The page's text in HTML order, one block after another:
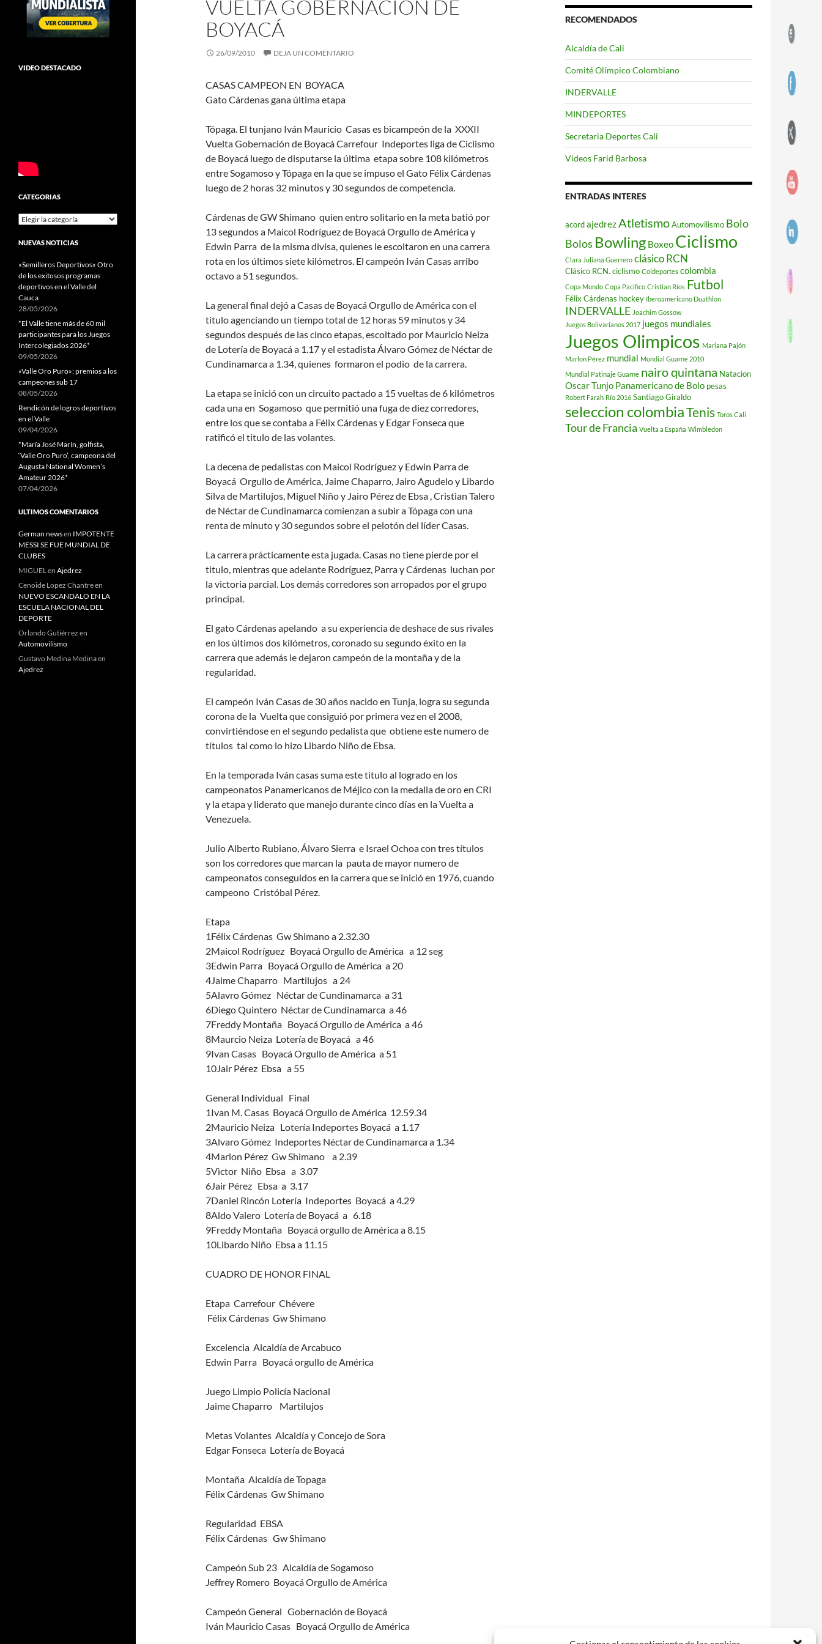
VUELTA GOBERNACIÓN DE
BOYACÁ
26/09/2010 DEJA UN COMENTARIO
CASAS CAMPEON EN BOYACA
Gato Cárdenas gana última etapa
Tópaga. El tunjano Iván Mauricio Casas es bicampeón de la XXXII
Vuelta Gobernación de Boyacá Carrefour Indeportes liga de Ciclismo
de Boyacá luego de disputarse la última etapa sobre 108 kilómetros
entre Sogamoso y Tópaga en la que se impuso el Gato Félix Cárdenas
luego de 2 horas 32 minutos y 30 segundos de competencia.
Cárdenas de GW Shimano quien entro solitario en la meta batió por
13 segundos a Maicol Rodríguez de Boyacá Orgullo de América y
Edwin Parra de la misma divisa, quienes le escoltaron en una carrera
rota en los últimos siete kilómetros. El campeón Iván Casas arribo
octavo a 51 segundos.
La general final dejó a Casas de Boyacá Orgullo de América con el
titulo agenciando un tiempo total de 12 horas 59 minutos y 34
segundos después de las cinco etapas, escoltado por Mauricio Neiza
de Lotería de Boyacá a 1.17 y el estadista Álvaro Gómez de Néctar de
Cundinamarca a 1.34, quienes formaron el podio de la carrera.
La etapa se inició con un circuito pactado a 15 vueltas de 6 kilómetros
cada una en Sogamoso que permitió una fuga de diez corredores,
entre los que se contaba a Félix Cárdenas y Edgar Fonseca que
ratificó el titulo de las volantes.
La decena de pedalistas con Maicol Rodríguez y Edwin Parra de
Boyacá Orgullo de América, Jaime Chaparro, Jairo Agudelo y Libardo
Silva de Martilujos, Miguel Niño y Jairo Pérez de Ebsa , Cristian Talero
de Néctar de Cundinamarca comienzan a subir a Tópaga con una
renta de minuto y 30 segundos sobre el pelotón del líder Casas.
La carrera prácticamente esta jugada. Casas no tiene pierde por el
titulo, mientras que adelante Rodríguez, Parra y Cárdenas luchan por
la victoria parcial. Los demás corredores son arropados por el grupo
principal.
El gato Cárdenas apelando a su experiencia de deshace de sus rivales
en los últimos dos kilómetros, coronado su segundo éxito en la
carrera que además le dejaron campeón de la montaña y de la
regularidad.
El campeón Iván Casas de 30 años nacido en Tunja, logra su segunda
corona de la Vuelta que consiguió por primera vez en el 2008,
convirtiéndose en el segundo pedalista que obtiene este numero de
títulos tal como lo hizo Libardo Niño de Ebsa.
En la temporada Iván casas suma este titulo al logrado en los
campeonatos Panamericanos de Méjico con la medalla de oro en CRI
y la etapa y liderato que manejo durante cinco días en la Vuelta a
Venezuela.
Julio Alberto Rubiano, Álvaro Sierra e Israel Ochoa con tres títulos
son los corredores que marcan la pauta de mayor numero de
campeonatos conseguidos en la carrera que se inició en 1976, cuando
campeono Cristóbal Pérez.
Etapa
1Félix Cárdenas Gw Shimano a 2.32.30
2Maicol Rodríguez Boyacá Orgullo de América a 12 seg
3Edwin Parra Boyacá Orgullo de América a 20
4Jaime Chaparro Martilujos a 24
5Alavro Gómez Néctar de Cundinamarca a 31
6Diego Quintero Néctar de Cundinamarca a 46
7Freddy Montaña Boyacá Orgullo de América a 46
8Maurcio Neiza Lotería de Boyacá a 46
9Ivan Casas Boyacá Orgullo de América a 51
10Jair Pérez Ebsa a 55
General Individual Final
1Ivan M. Casas Boyacá Orgullo de América 12.59.34
2Mauricio Neiza Lotería Indeportes Boyacá a 1.17
3Alvaro Gómez Indeportes Néctar de Cundinamarca a 1.34
4Marlon Pérez Gw Shimano a 2.39
5Vìctor Niño Ebsa a 3.07
6Jair Pérez Ebsa a 3.17
7Daniel Rincón Lotería Indeportes Boyacá a 4.29
8Aldo Valero Lotería de Boyacá a 6.18
9Freddy Montaña Boyacá orgullo de América a 8.15
10Libardo Niño Ebsa a 11.15
CUADRO DE HONOR FINAL
Etapa Carrefour Chévere
Félix Cárdenas Gw Shimano
Excelencia Alcaldía de Arcabuco
Edwin Parra Boyacá orgullo de América
Juego Limpio Policía Nacional
Jaime Chaparro Martilujos
Metas Volantes Alcaldía y Concejo de Sora
Edgar Fonseca Lotería de Boyacá
Montaña Alcaldía de Topaga
Félix Cárdenas Gw Shimano
Regularidad EBSA
Félix Cárdenas Gw Shimano
Campeón Sub 23 Alcaldía de Sogamoso
Jeffrey Romero Boyacá Orgullo de América
Campeón General Gobernación de Boyacá
Iván Mauricio Casas Boyacá Orgullo de América
RECOMENDADOS
Alcaldía de Cali
Comité Olímpico Colombiano
INDERVALLE
MINDEPORTES
Secretaria Deportes Cali
Videos Farid Barbosa
ENTRADAS INTERES
acordajedrezAtletismoAutomovilismo Bolo
Bolos Bowling Boxeo Ciclismo
Clara Juliana Guerrero clásico RCN
Clásico RCN. ciclismo Coldeportes colombia
Copa Mundo Copa Pacifico Cristian Ríos Futbol
Félix Cárdenas hockey Iberoamericano Duathlon
INDERVALLE Joachim Gossow
Juegos Bolivarianos 2017 juegos mundiales
Juegos Olimpicos Mariana Pajón
Marlon Pérez mundial Mundial Guarne 2010
Mundial Patinaje Guarne nairo quintana Natacion
Oscar Tunjo Panamericano de Bolo pesas
Robert Farah Río 2016 Santiago Giraldo
seleccion colombiaTenis Toros Cali
Tour de Francia Vuelta a España Wimbledon
VIDEO DESTACADO
CATEGORIAS
Categorias
NUEVAS NOTICIAS
«Semilleros Deportivos» Otro
de los exitosos programas
deportivos en el Valle del
Cauca
28/05/2026
*El Valle tiene más de 60 mil
participantes para los Juegos
Intercolegiados 2026*
09/05/2026
«Valle Oro Puro»: premios a los
campeones sub 17
08/05/2026
Rendicón de logros deportivos
en el Valle
09/04/2026
*María José Marín, golfista,
‘Valle Oro Puro’, campeona del
Augusta National Women’s
Amateur 2026*
07/04/2026
ULTIMOS COMENTARIOS
German newsen IMPOTENTE
MESSI SE FUE MUNDIAL DE
CLUBES
MIGUELen Ajedrez
Cenoide Lopez Chantreen
NUEVO ESCANDALO EN LA
ESCUELA NACIONAL DEL
DEPORTE
Orlando Gutiérrez en
Automovilismo
Gustavo Medina Medinaen
Ajedrez